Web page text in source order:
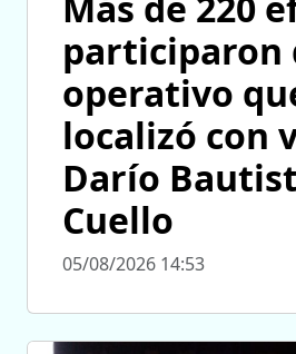
participaron
operativo
localizó con
Darío
Cuello
05/08/2026 14:53